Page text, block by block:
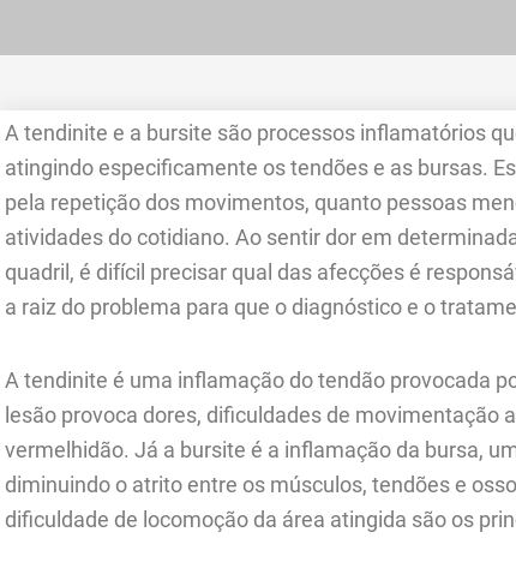
A tendinite e a bursite são processos inflamatórios
atingindo especificamente os tendões e as bursas.
pela repetição dos movimentos, quanto pessoas
atividades do cotidiano. Ao sentir dor em
quadril, é difícil precisar qual das afecções é
a raiz do problema para que o diagnóstico e o
A tendinite é uma inflamação do tendão provocada
lesão provoca dores, dificuldades de movimentação
vermelhidão. Já a bursite é a inflamação da bursa,
diminuindo o atrito entre os músculos, tendões e
dificuldade de locomoção da área atingida são os